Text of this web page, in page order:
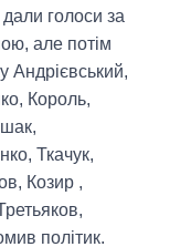
голоси за
але потім
Андрієвський,
Король,
Ткачук,
Козир ,
політик.